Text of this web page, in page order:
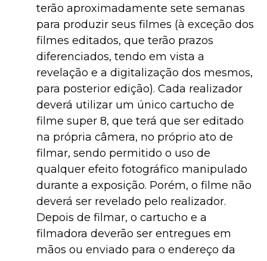
terão aproximadamente sete semanas
para produzir seus filmes (à exceção dos
filmes editados, que terão prazos
diferenciados, tendo em vista a
revelação e a digitalização dos mesmos,
para posterior edição). Cada realizador
deverá utilizar um único cartucho de
filme super 8, que terá que ser editado
na própria câmera, no próprio ato de
filmar, sendo permitido o uso de
qualquer efeito fotográfico manipulado
durante a exposição. Porém, o filme não
deverá ser revelado pelo realizador.
Depois de filmar, o cartucho e a
filmadora deverão ser entregues em
mãos ou enviado para o endereço da